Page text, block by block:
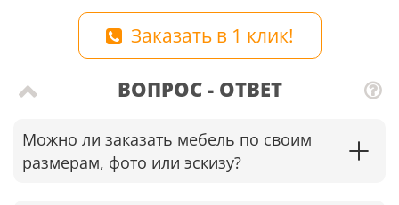
Заказать в 1 клик!
ВОПРОС - ОТВЕТ
Можно ли заказать мебель по своим
размерам, фото или эскизу?